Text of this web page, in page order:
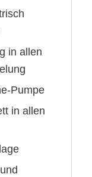
in allen
Pumpe
in allen